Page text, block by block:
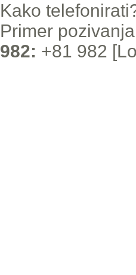
Kako
Primer
982: +81 982